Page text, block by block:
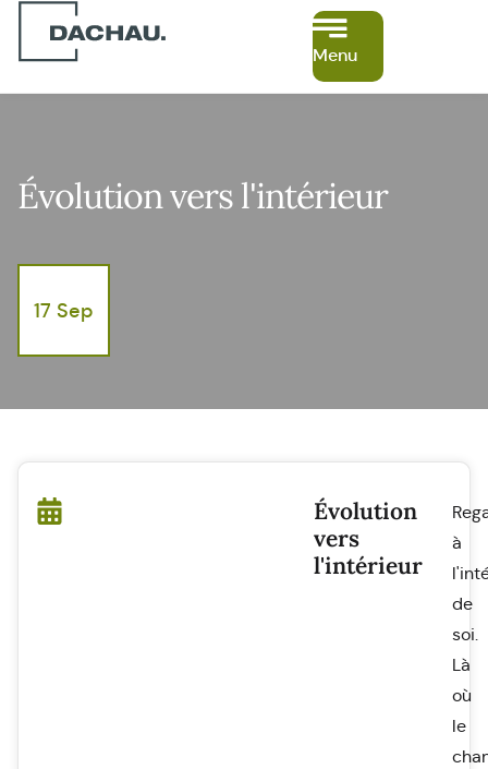
Menu
Évolution vers l'intérieur
17 Sep
Évolution
vers
l'intérieur
à
de
soi.
Là
où
le